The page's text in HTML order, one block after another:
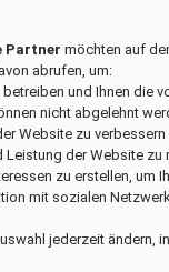
zu genießen.
Partner möchten auf
abrufen, um:
und Ihnen die
nicht abgelehnt
Website zu
Leistung der Website zu
zu erstellen, um
mit sozialen
jederzeit ändern,